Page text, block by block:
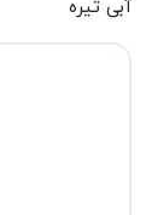
آبی تیره